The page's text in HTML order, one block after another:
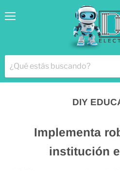
DIY
Implementa
institución